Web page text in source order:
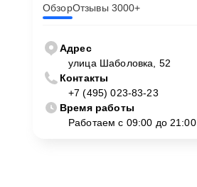
ОбзорОтзывы 3000+
Адрес
улица Шаболовка, 52
Контакты
+7 (495) 023-83-23
Время работы
Работаем с 09:00 до 21:00